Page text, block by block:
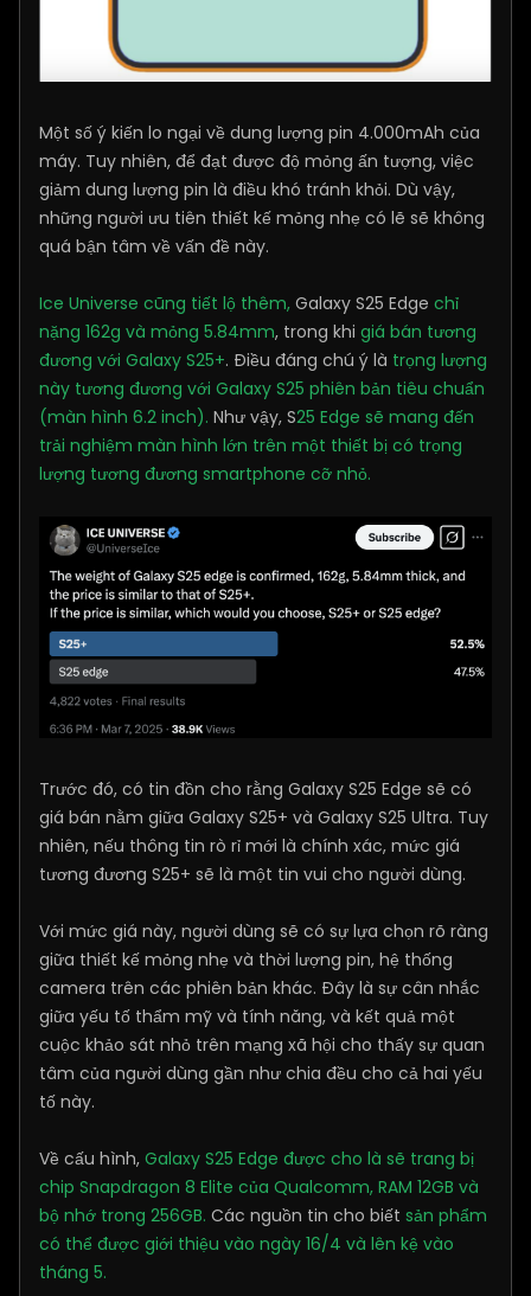
Một số ý kiến lo ngại về dung lượng pin 4.000mAh của
máy. Tuy nhiên, để đạt được độ mỏng ấn tượng, việc
giảm dung lượng pin là điều khó tránh khỏi. Dù vậy,
những người ưu tiên thiết kế mỏng nhẹ có lẽ sẽ không
quá bận tâm về vấn đề này.
Ice Universe cũng tiết lộ thêm, Galaxy S25 Edge chỉ
nặng 162g và mỏng 5.84mm, trong khi giá bán tương
đương với Galaxy S25+. Điều đáng chú ý là trọng lượng
này tương đương với Galaxy S25 phiên bản tiêu chuẩn
(màn hình 6.2 inch). Như vậy, S25 Edge sẽ mang đến
trải nghiệm màn hình lớn trên một thiết bị có trọng
lượng tương đương smartphone cỡ nhỏ.
Trước đó, có tin đồn cho rằng Galaxy S25 Edge sẽ có
giá bán nằm giữa Galaxy S25+ và Galaxy S25 Ultra. Tuy
nhiên, nếu thông tin rò rỉ mới là chính xác, mức giá
tương đương S25+ sẽ là một tin vui cho người dùng.
Với mức giá này, người dùng sẽ có sự lựa chọn rõ ràng
giữa thiết kế mỏng nhẹ và thời lượng pin, hệ thống
camera trên các phiên bản khác. Đây là sự cân nhắc
giữa yếu tố thẩm mỹ và tính năng, và kết quả một
cuộc khảo sát nhỏ trên mạng xã hội cho thấy sự quan
tâm của người dùng gần như chia đều cho cả hai yếu
tố này.
Về cấu hình, Galaxy S25 Edge được cho là sẽ trang bị
chip Snapdragon 8 Elite của Qualcomm, RAM 12GB và
bộ nhớ trong 256GB. Các nguồn tin cho biết sản phẩm
có thể được giới thiệu vào ngày 16/4 và lên kệ vào
tháng 5.